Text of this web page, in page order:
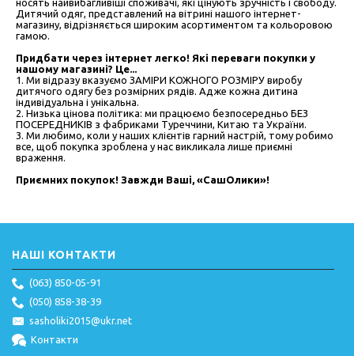
носять найвибагливіші споживачі, які цінують зручність і свободу.
Дитячий одяг, представлений на вітрині нашого інтернет-
магазину, відрізняється широким асортиментом та кольоровою
гамою.
Придбати через інтернет легко! Які переваги покупки у
нашому магазині? Це...
1. Ми відразу вказуємо ЗАМІРИ КОЖНОГО РОЗМІРУ виробу
дитячого одягу без розмірних рядів. Адже кожна дитина
індивідуальна і унікальна.
2. Низька цінова політика: ми працюємо безпосередньо БЕЗ
ПОСЕРЕДНИКІВ з фабриками Туреччини, Китаю та України.
3. Ми любимо, коли у наших клієнтів гарний настрій, тому робимо
все, щоб покупка зроблена у нас викликала лише приємні
враження.
Приємних покупок! Завжди Ваші, «СашОлики»!
НАШІ КОНТАКТИ
(063) 850-05-91
(050) 858-38-39
sasholiki2015@ukr.net
Контакти